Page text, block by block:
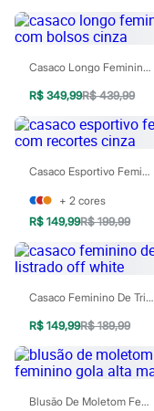
Cintos
Óculos
Calçados
Botas
Chinelos
Rasteirinhas
Sandálias
Sapatilhas
Tênis
City
Clock House
Sawary
Yessica
Acessórios
Blusas
Calçados
Leggings
Shorts e Bermudas
Tops
Moda íntima
Casaco Longo Feminino Com Bolsos Cinza
R$ 349,99R$ 439,99
Casaco Esportivo Feminino Com Recortes Cinza
+ 2 cores
R$ 149,99R$ 199,99
Casaco Feminino De Tricot Listrado Off White
R$ 149,99R$ 189,99
Blusão De Moletom Feminino Gola Alta Marrom